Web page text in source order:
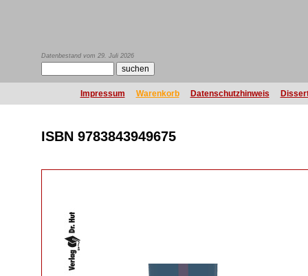
Datenbestand vom 29. Juli 2026
Impressum Warenkorb Datenschutzhinweis
ISBN 9783843949675